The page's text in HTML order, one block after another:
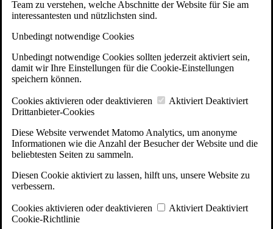
Team zu verstehen, welche Abschnitte der Website für Sie am
interessantesten und nützlichsten sind.
Unbedingt notwendige Cookies
Unbedingt notwendige Cookies sollten jederzeit aktiviert sein,
damit wir Ihre Einstellungen für die Cookie-Einstellungen
speichern können.
Cookies aktivieren oder deaktivieren Aktiviert Deaktiviert
Drittanbieter-Cookies
Diese Website verwendet Matomo Analytics, um anonyme
Informationen wie die Anzahl der Besucher der Website und die
beliebtesten Seiten zu sammeln.
Diesen Cookie aktiviert zu lassen, hilft uns, unsere Website zu
verbessern.
Cookies aktivieren oder deaktivieren Aktiviert Deaktiviert
Cookie-Richtlinie